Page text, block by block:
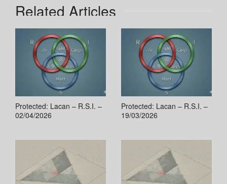
Related Articles
Protected: Lacan – R.S.I. –
02/04/2026
Protected: Lacan – R.S.I. –
19/03/2026